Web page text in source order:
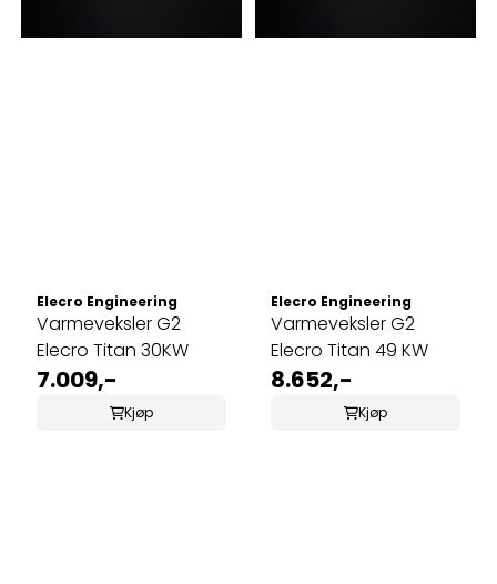
Elecro Engineering
Varmeveksler G2
Elecro Titan 30KW
7.009,-
Kjøp
Elecro Engineering
Varmeveksler G2
Elecro Titan 49 KW
8.652,-
Kjøp